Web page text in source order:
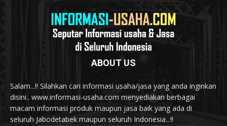
ABOUT US
Salam...!! Silahkan cari informasi usaha/jasa yang anda inginkan
disini.. www.informasi-usaha.com menyediakan berbagai
macam informasi produk maupun jasa baik yang ada di
seluruh Jabodetabek maupun seluruh Indonesia...!!